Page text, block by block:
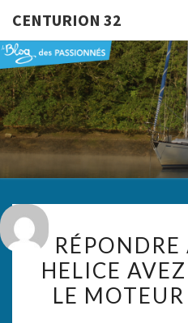
CENTURION 32
HELICE
LE